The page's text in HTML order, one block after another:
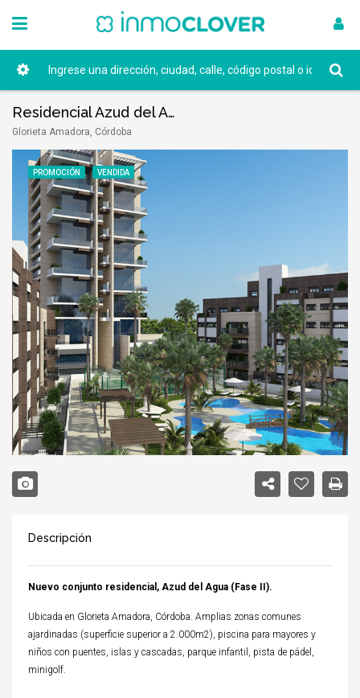
Residencial Azud del Agua
Glorieta Amadora, Córdoba
PROMOCIÓN VENDIDA
Descripción
Nuevo conjunto residencial, Azud del Agua (Fase II).
Ubicada en Glorieta Amadora, Córdoba. Amplias zonas comunes
ajardinadas (superficie superior a 2.000m2), piscina para mayores y
niños con puentes, islas y cascadas, parque infantil, pista de pádel,
minigolf.